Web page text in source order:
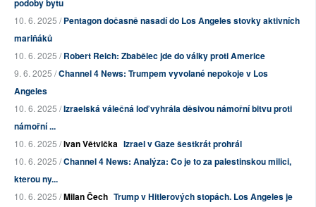
podoby bytu
10. 6. 2025 /Pentagon dočasně nasadí do Los Angeles stovky aktivních
mariňáků
10. 6. 2025 /Robert Reich: Zbabělec jde do války proti Americe
9. 6. 2025 /Channel 4 News: Trumpem vyvolané nepokoje v Los
Angeles
10. 6. 2025 /Izraelská válečná loď vyhrála děsivou námořní bitvu proti
námořní ...
10. 6. 2025 /Ivan Větvička Izrael v Gaze šestkrát prohrál
10. 6. 2025 /Channel 4 News: Analýza: Co je to za palestinskou milici,
kterou ny...
10. 6. 2025 /Milan Čech Trump v Hitlerových stopách. Los Angeles je